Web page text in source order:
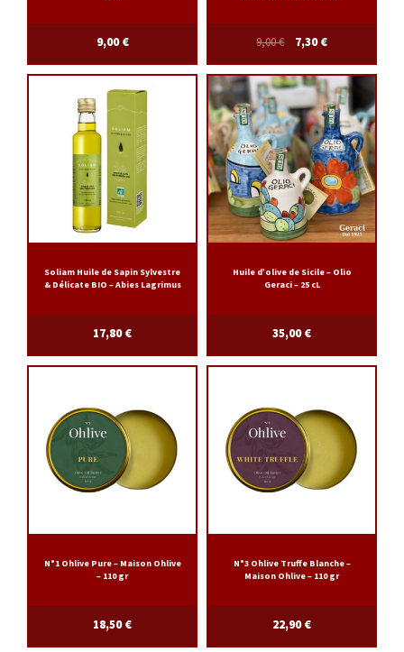
9,00€ 9,00€ 7,30€
Soliam Huile de Sapin Sylvestre
& Délicate BIO – Abies Lagrimus
17,80€
Huile d’olive de Sicile – Olio
Geraci – 25 cL
35,00€
N°1 Ohlive Pure – Maison Ohlive
– 110 gr
18,50€
N°3 Ohlive Truffe Blanche –
Maison Ohlive – 110 gr
22,90€